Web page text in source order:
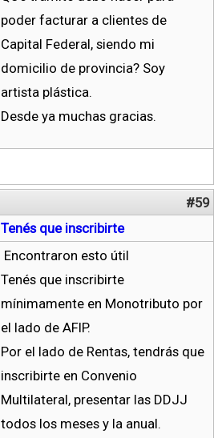
poder facturar a clientes de
Capital Federal, siendo mi
domicilio de provincia? Soy
artista plástica.
Desde ya muchas gracias.
#59
Tenés que inscribirte
Encontraron esto útil
Tenés que inscribirte
mínimamente en Monotributo por
el lado de AFIP.
Por el lado de Rentas, tendrás que
inscribirte en Convenio
Multilateral, presentar las DDJJ
todos los meses y la anual.